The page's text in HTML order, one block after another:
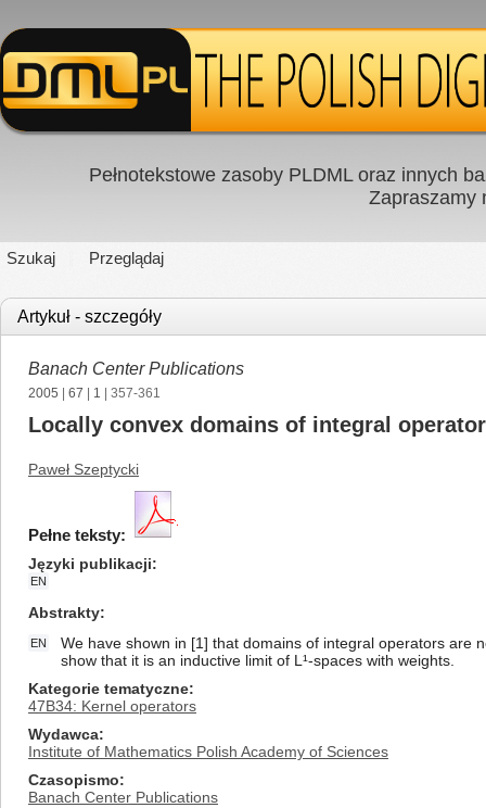
Pełnotekstowe zasoby PLDML oraz innych
Zapraszamy
Szukaj Przeglądaj
Artykuł - szczegóły
Banach Center Publications
2005 67 1 | 357-361
Locally convex domains of integral
Paweł Szeptycki
Pełne teksty:
Języki publikacji
EN
Abstrakty
EN
We have shown in [1] that domains of integral operators are
show that it is an inductive limit of L¹-spaces with weights.
Kategorie tematyczne
47B34: Kernel operators
Wydawca
Institute of Mathematics Polish Academy of Sciences
Czasopismo
Banach Center Publications